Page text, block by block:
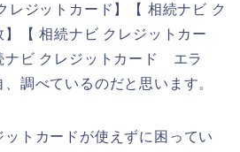
レジットカード】【 相続ナビ ク
【 相続ナビ クレジットカー
ビ クレジットカード エラ
調べているのだと思います。
トカードが使えずに困ってい